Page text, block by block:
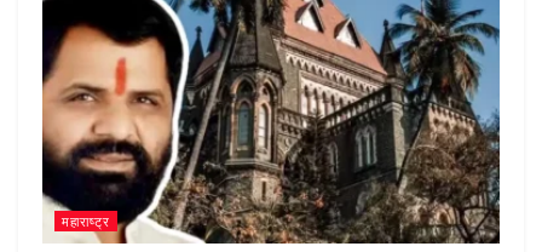
महाराष्ट्र